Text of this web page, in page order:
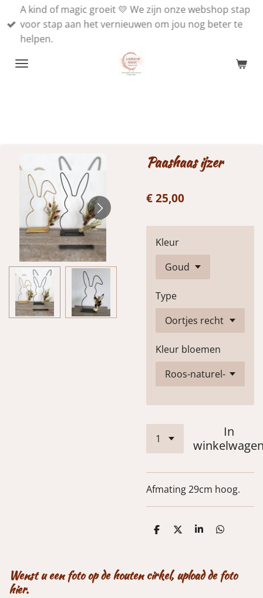
direct
naar
A kind of magic groeit 💛 We zijn onze webshop stap
voor stap aan het vernieuwen om jou nog beter te
helpen.
Paashaas ijzer
€ 25,00
Kleur
Type
Kleur bloemen
In
Afmating 29cm hoog.
D
n
D
S
e
D
n
Wenst u een foto op de houten cirkel, upload de foto
hier.